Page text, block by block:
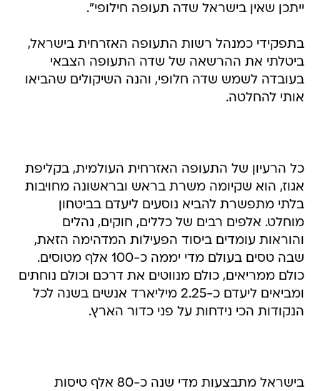
ייתכן שאין בישראל שדה תעופה חילופי".
בתפקידי כמנהל רשות התעופה האזרחית בישראל,
ביטלתי את ההרשאה של שדה התעופה הצבאי
בעובדה לשמש שדה חלופי, והנה השיקולים שהביאו
אותי להחלטה.
כל הרעיון של התעופה האזרחית העולמית, בקליפת
אגוז, הוא שקיומה משרת בראש ובראשונה מחויבות
בלתי מתפשרת להביא נוסעים ליעדם בביטחון
מוחלט. אלפים רבים של כללים, חוקים, נהלים
והוראות עומדים ביסוד הפעילות המדהימה הזאת,
שבה טסים בעולם מדי יממה כ-100 אלף מטוסים.
כולם ממריאים, כולם מנווטים את דרכם וכולם נוחתים
ומביאים ליעדם כ-2.25 מיליארד אנשים בשנה לכל
הנקודות הכי נידחות על פני כדור הארץ.
בישראל מתבצעות מדי שנה כ-80 אלף טיסות